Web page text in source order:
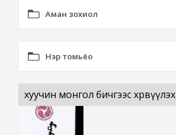
Аман зохиол
Нэр томьёо
хуучин монгол бичгээс хөрвүүлэх